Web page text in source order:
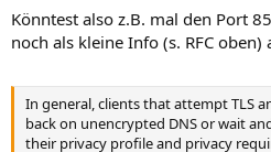
connection MUST be the client and
handshake
using the procedure described in [
DNS clients and servers MUST NOT
cleartext
DNS messages. DNS clients MUST
Könntest also z.B. mal den Port
noch als kleine Info (s. RFC oben)
In general, clients that attempt TLS
back on unencrypted DNS or wait
their privacy profile and privacy